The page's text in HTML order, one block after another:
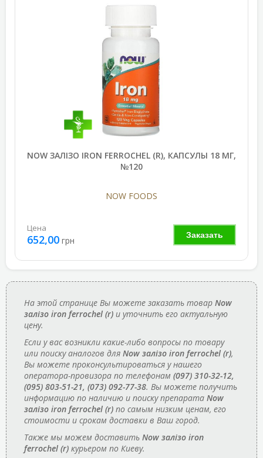
NOW ЗАЛІЗО IRON FERROCHEL (R), КАПСУЛЫ 18 МГ,
№120
NOW FOODS
Заказать
Цена
652,00 грн
На этой странице Вы можете заказать товар Now
залізо iron ferrochel (r) и уточнить его актуальную
цену.
Если у вас возникли какие-либо вопросы по товару
или поиску аналогов для Now залізо iron ferrochel (r),
Вы можете проконсультироваться у нашего
оператора-провизора по телефонам (097) 310-32-12,
(095) 803-51-21, (073) 092-77-38. Вы можете получить
информацию по наличию и поиску препарата Now
залізо iron ferrochel (r) по самым низким ценам, его
стоимости и срокам доставки в Ваш город.
Также мы можем доставить Now залізо iron
ferrochel (r) курьером по Киеву.